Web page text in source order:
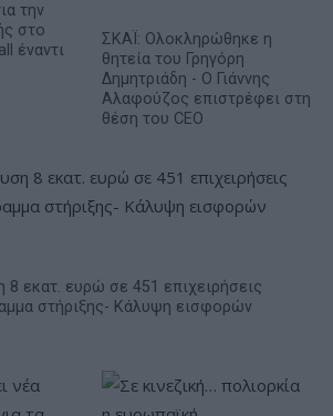
την
στο
έναντι
ΣΚΑΪ: Ολοκληρώθηκε η
θητεία του Γρηγόρη
Δημητριάδη - Ο Γιάννης
Αλαφούζος επιστρέφει στη
θέση του CEO
8 εκατ. ευρώ σε 451 επιχειρήσεις
στήριξης- Κάλυψη εισφορών